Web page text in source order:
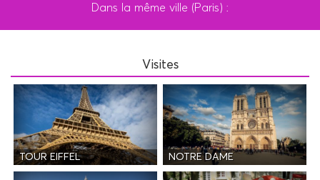
Dans la même ville (Paris) :
Visites
TOUR EIFFEL NOTRE DAME